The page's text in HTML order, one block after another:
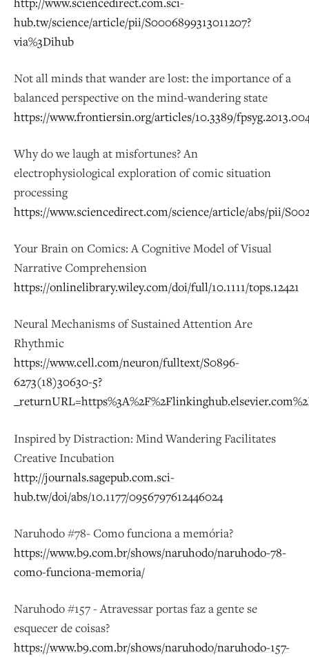
hub.tw/science/article/pii/S0006899313011207?
via%3Dihub
Not all minds that wander are lost: the importance of a
balanced perspective on the mind-wandering state
https://www.frontiersin.org/articles/10.3389/
Why do we laugh at misfortunes? An
electrophysiological exploration of comic situation
processing
https://www.sciencedirect.com/science/article/abs/pii/
Your Brain on Comics: A Cognitive Model of Visual
Narrative Comprehension
https://onlinelibrary.wiley.com/doi/full/10.1111/tops.12421
Neural Mechanisms of Sustained Attention Are
Rhythmic
https://www.cell.com/neuron/fulltext/S0896-
6273(18)30630-5?
Inspired by Distraction: Mind Wandering Facilitates
Creative Incubation
http://journals.sagepub.com.sci-
hub.tw/doi/abs/10.1177/0956797612446024
Naruhodo #78- Como funciona a memória?
https://www.b9.com.br/shows/naruhodo/naruhodo-78-
como-funciona-memoria/
Naruhodo #157 - Atravessar portas faz a gente se
esquecer de coisas?
https://www.b9.com.br/shows/naruhodo/naruhodo-157-